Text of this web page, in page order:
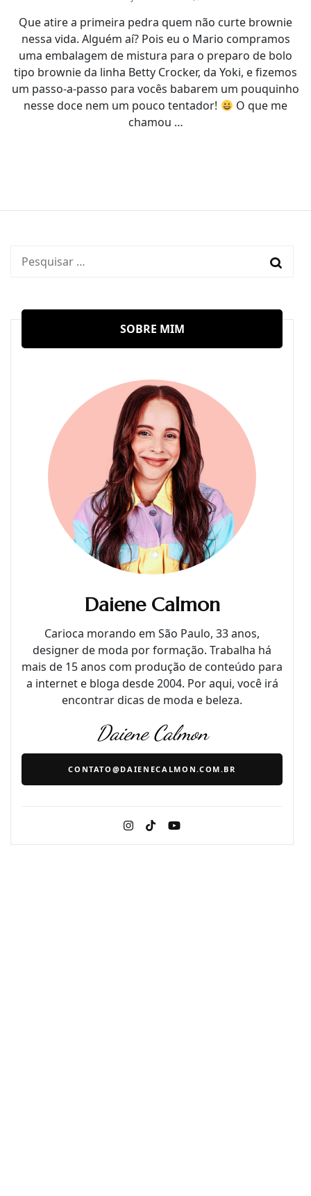
Brownie
–
Betty
Crocker
Que atire a primeira pedra quem não curte brownie
nessa vida. Alguém aí? Pois eu o Mario compramos
uma embalagem de mistura para o preparo de bolo
tipo brownie da linha Betty Crocker, da Yoki, e fizemos
um passo-a-passo para vocês babarem um pouquinho
nesse doce nem um pouco tentador!
O que me
chamou …
Pesquisar
SOBRE MIM
Daiene Calmon
Carioca morando em São Paulo, 33 anos,
designer de moda por formação. Trabalha há
mais de 15 anos com produção de conteúdo para
a internet e bloga desde 2004. Por aqui, você irá
encontrar dicas de moda e beleza.
Daiene Calmon
CONTATO@DAIENECALMON.COM.BR